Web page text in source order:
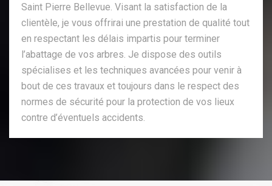
Saint Pierre Bellevue. Visant la satisfaction de la
clientèle, je vous offrirai une prestation de qualité tout
en respectant les délais impartis pour terminer
l’abattage de vos arbres. Je dispose des outils
spécialises et les techniques avancées pour venir à
bout de ces travaux et toujours dans le respect des
normes de sécurité pour la protection de vos lieux
contre d’éventuels accidents.